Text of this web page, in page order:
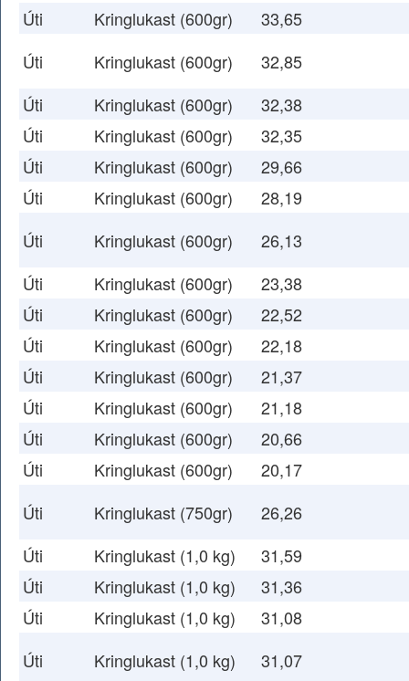
Úti
Kringlukast (600gr)
33,65
Úti
Kringlukast (600gr)
32,85
Úti
Kringlukast (600gr)
32,38
Úti
Kringlukast (600gr)
32,35
Úti
Kringlukast (600gr)
29,66
Úti
Kringlukast (600gr)
28,19
Úti
Kringlukast (600gr)
26,13
Úti
Kringlukast (600gr)
23,38
Úti
Kringlukast (600gr)
22,52
Úti
Kringlukast (600gr)
22,18
Úti
Kringlukast (600gr)
21,37
Úti
Kringlukast (600gr)
21,18
Úti
Kringlukast (600gr)
20,66
Úti
Kringlukast (600gr)
20,17
Úti
Kringlukast (750gr)
26,26
Úti
Kringlukast (1,0 kg)
31,59
Úti
Kringlukast (1,0 kg)
31,36
Úti
Kringlukast (1,0 kg)
31,08
Úti
Kringlukast (1,0 kg) 31,07